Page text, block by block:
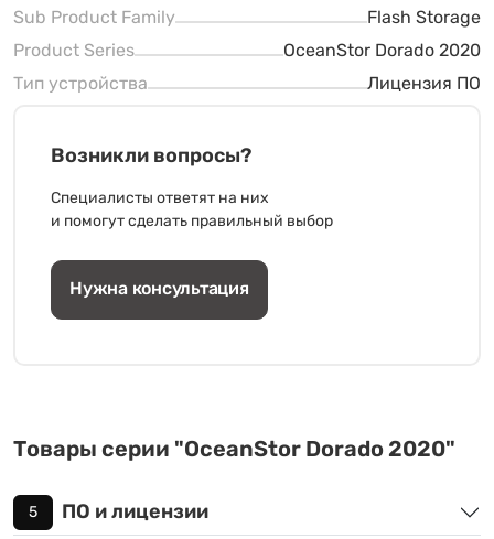
Sub Product Family
Flash Storage
Product Series
OceanStor Dorado 2020
Тип устройства
Лицензия ПО
Возникли вопросы?
Специалисты ответят на них
и помогут сделать правильный выбор
Нужна консультация
Товары серии "OceanStor Dorado 2020"
5 ПО и лицензии